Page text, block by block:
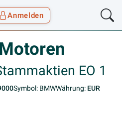
Anmelden
EO 1
Symbol: BMWWährung: EUR